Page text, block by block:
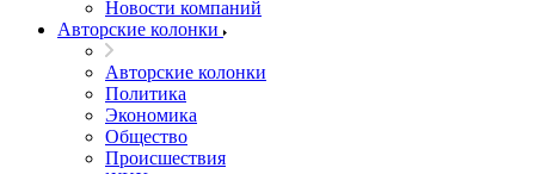
Новости компаний
Авторские колонки
Авторские колонки
Политика
Экономика
Общество
Происшествия